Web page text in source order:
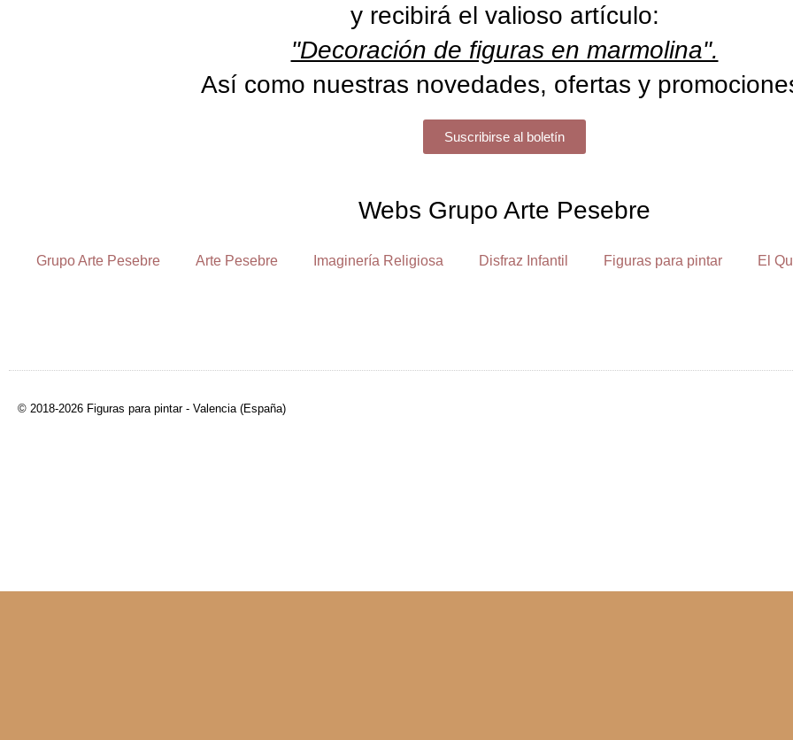
y recibirá el valioso artículo:
"Decoración de figuras en marmolina".
Así como nuestras novedades, ofertas y
Suscribirse al boletín
Webs Grupo Arte Pesebre
Grupo Arte Pesebre Arte Pesebre Imaginería Religiosa Disfraz Infantil Figuras para pintar El
© 2018-2026 Figuras para pintar - Valencia (España)